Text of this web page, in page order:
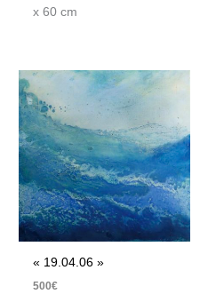
x 60 cm
« 19.04.06 »
500€